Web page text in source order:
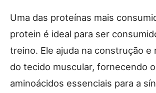
Uma das proteínas mais
protein é ideal para ser
treino. Ele ajuda na construção e
do tecido muscular, fornecendo
aminoácidos essenciais para a